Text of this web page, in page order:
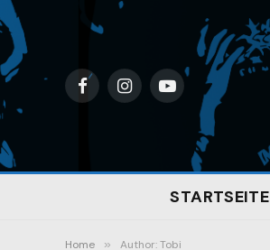
FacebookInstagramYouTube
STARTSEITE
Home » Author: Tobi